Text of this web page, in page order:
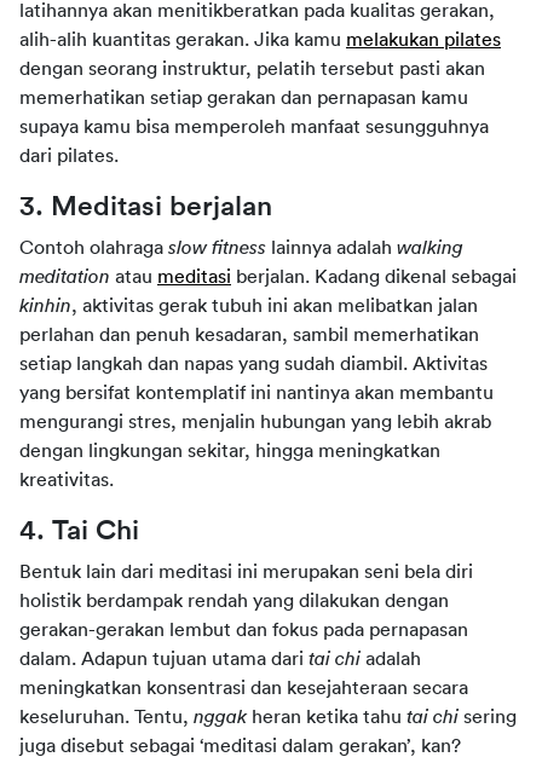
latihannya akan menitikberatkan pada kualitas gerakan,
alih-alih kuantitas gerakan. Jika kamu melakukan pilates
dengan seorang instruktur, pelatih tersebut pasti akan
memerhatikan setiap gerakan dan pernapasan kamu
supaya kamu bisa memperoleh manfaat sesungguhnya
dari pilates.
3. Meditasi berjalan
Contoh olahraga slow fitness lainnya adalah walking
meditation atau meditasi
kinhin, aktivitas gerak tubuh ini akan melibatkan jalan
perlahan dan penuh kesadaran, sambil memerhatikan
setiap langkah dan napas yang sudah diambil. Aktivitas
yang bersifat kontemplatif ini nantinya akan membantu
mengurangi stres, menjalin hubungan yang lebih akrab
dengan lingkungan sekitar, hingga meningkatkan
kreativitas.
4. Tai Chi
Bentuk lain dari meditasi ini merupakan seni bela diri
holistik berdampak rendah yang dilakukan dengan
gerakan-gerakan lembut dan fokus pada pernapasan
dalam. Adapun tujuan utama dari tai chi adalah
meningkatkan konsentrasi dan kesejahteraan secara
keseluruhan. Tentu, nggak heran ketika tahu tai chi sering
juga disebut sebagai ‘meditasi dalam gerakan’, kan?